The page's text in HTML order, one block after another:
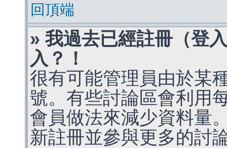
回頂端
» 我過去已經註冊（登
入？！
很有可能管理員由於某
號。有些討論區會利用
會員做法來減少資料量
新註冊並參與更多的討